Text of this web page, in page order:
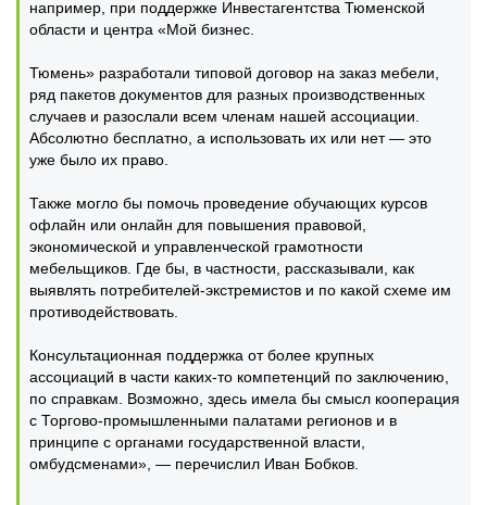
например, при поддержке Инвестагентства Тюменской
области и центра «Мой бизнес.
Тюмень» разработали типовой договор на заказ мебели,
ряд пакетов документов для разных производственных
случаев и разослали всем членам нашей ассоциации.
Абсолютно бесплатно, а использовать их или нет — это
уже было их право.
Также могло бы помочь проведение обучающих курсов
офлайн или онлайн для повышения правовой,
экономической и управленческой грамотности
мебельщиков. Где бы, в частности, рассказывали, как
выявлять потребителей-экстремистов и по какой схеме им
противодействовать.
Консультационная поддержка от более крупных
ассоциаций в части каких-то компетенций по заключению,
по справкам. Возможно, здесь имела бы смысл кооперация
с Торгово-промышленными палатами регионов и в
принципе с органами государственной власти,
омбудсменами», — перечислил Иван Бобков.